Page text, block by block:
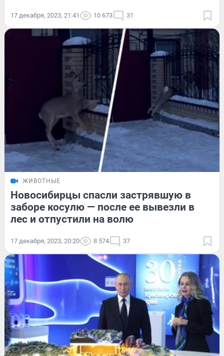
17 декабря, 2023, 21:41 10 673 31
ЖИВОТНЫЕ
Новосибирцы спасли застрявшую в
заборе косулю — после ее вывезли в
лес и отпустили на волю
17 декабря, 2023, 20:20 8 574 37